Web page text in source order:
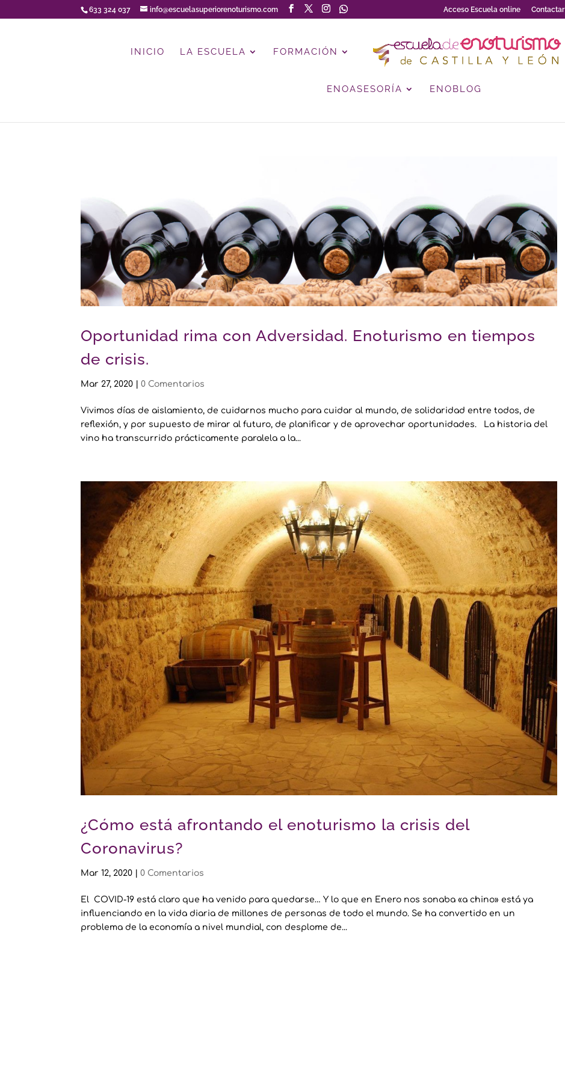
633 324 037 info@escuelasuperiorenoturismo.com Acceso Escuela online Contactar
INICIO LA ESCUELA FORMACIÓN
ENOASESORÍA ENOBLOG
Oportunidad rima con Adversidad. Enoturismo en tiempos
de crisis.
Mar 27, 2020 |0 Comentarios
Vivimos días de aislamiento, de cuidarnos mucho para cuidar al mundo, de solidaridad entre todos, de
reflexión, y por supuesto de mirar al futuro, de planificar y de aprovechar oportunidades. La historia del
vino ha transcurrido prácticamente paralela a la...
¿Cómo está afrontando el enoturismo la crisis del
Coronavirus?
Mar 12, 2020 |0 Comentarios
El COVID-19 está claro que ha venido para quedarse… Y lo que en Enero nos sonaba «a chino» está ya
influenciando en la vida diaria de millones de personas de todo el mundo. Se ha convertido en un
problema de la economía a nivel mundial, con desplome de...